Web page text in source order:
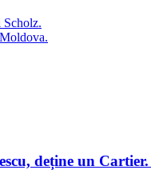
Scholz.
deține un